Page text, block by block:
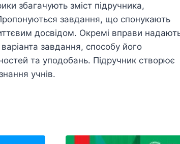
збагачують зміст підручника,
Пропонуються завдання, що спонукають
досвідом. Окремі вправи
завдання, способу його
та уподобань. Підручник створює
учнів.